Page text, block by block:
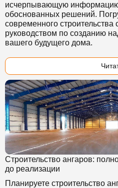
исчерпывающую
обоснованных решений.
современного
руководством по созданию
вашего будущего дома.
Строительство ангаров:
до реализации
Планируете строительство